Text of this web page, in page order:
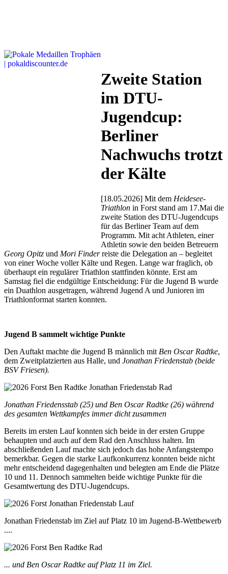
Zweite Station
im DTU-
Jugendcup:
Berliner
Nachwuchs trotzt
der Kälte
[18.05.2026] Mit dem Heidesee-
Triathlon in Forst stand am 17.Mai die
zweite Station des DTU-Jugendcups
für das Berliner Team auf dem
Programm. Mit acht Athleten, einer
Athletin sowie den beiden Betreuern
Georg Opitz und Mori Finderreiste die Delegation an – begleitet
von einer Woche voller Kälte und Regen. Lange war fraglich, ob
überhaupt ein regulärer Triathlon stattfinden könnte. Erst am
Samstag fiel die endgültige Entscheidung: Für die Jugend B wurde
ein Duathlon ausgetragen, während Jugend A und Junioren im
Triathlonformat starten konnten.
Jugend B sammelt wichtige Punkte
Den Auftakt machte die Jugend B männlich mit Ben Oscar Radtke,
dem Zweitplatzierten aus Halle, und Jonathan Friedenstab (beide
BSV Friesen).
Jonathan Friedensstab (25) und Ben Oscar Radtke (26) während
des gesamten Wettkampfes immer dicht zusammen
Bereits im ersten Lauf konnten sich beide in der ersten Gruppe
behaupten und auch auf dem Rad den Anschluss halten. Im
abschließenden Lauf machte sich jedoch das hohe Anfangstempo
bemerkbar. Gegen die starke Laufkonkurrenz konnten beide nicht
mehr entscheidend dagegenhalten und belegten am Ende die Plätze
10 und 11. Dennoch sammelten beide wichtige Punkte für die
Gesamtwertung des DTU-Jugendcups.
Jonathan Friedenstab im Ziel auf Platz 10 im Jugend-B-Wettbewerb
....
... und Ben Oscar Radtke auf Platz 11 im Ziel.